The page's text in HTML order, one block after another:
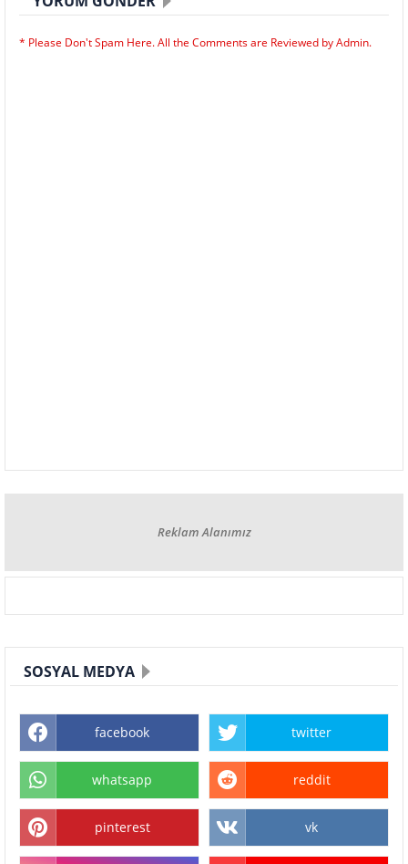
* Please Don't Spam Here. All the Comments are Reviewed by Admin.
Reklam Alanımız
SOSYAL MEDYA
facebook twitter
whatsapp reddit
pinterest vk